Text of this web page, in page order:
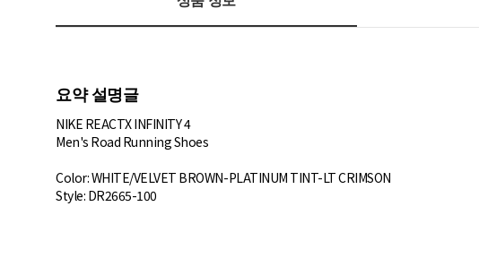
요약 설명글
NIKE REACTX INFINITY 4
Men's Road Running Shoes
Color: WHITE/VELVET BROWN-PLATINUM TINT-LT CRIMSON
Style: DR2665-100